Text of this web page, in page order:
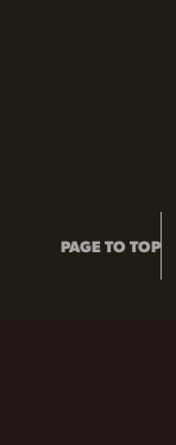
PAGE TO TOP